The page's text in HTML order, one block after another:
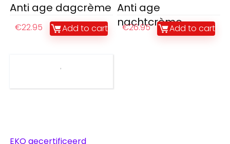
Anti age dagcrème
€22.95 Add to cart
Anti age
nachtcrème
€26.95 Add to cart
EKO gecertificeerd